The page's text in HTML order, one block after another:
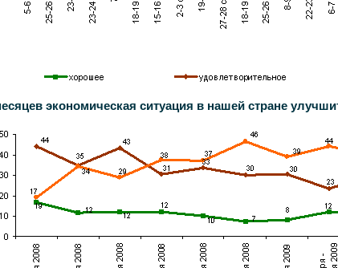
экономическая ситуация в нашей стране